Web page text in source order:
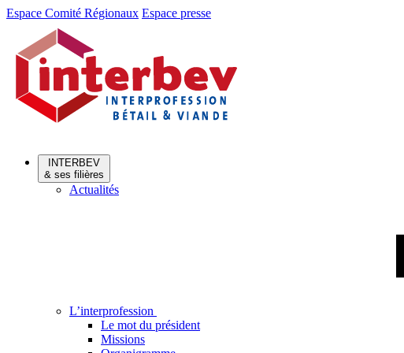
Aller
Aller
contenu
Espace Comité Régionaux Espace presse
INTERBEV
& ses filières
Actualités
L’interprofession
Le mot du président
Missions